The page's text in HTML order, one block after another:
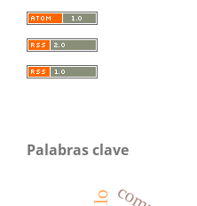
Palabras clave